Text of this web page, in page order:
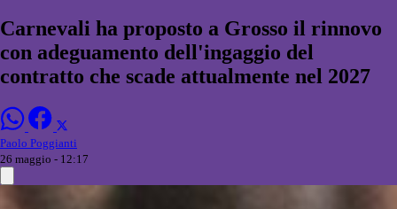
Carnevali ha proposto a Grosso il rinnovo
con adeguamento dell'ingaggio del
contratto che scade attualmente nel 2027
Paolo Poggianti
26 maggio - 12:17